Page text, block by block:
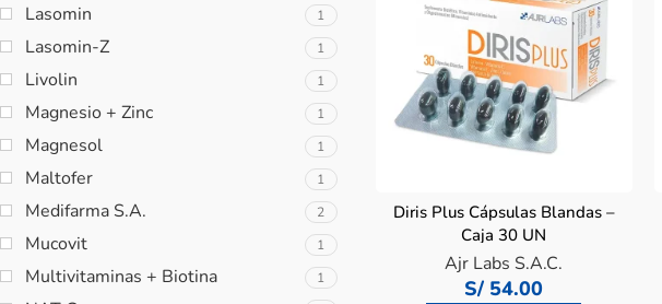
Lasomin 1
Lasomin-Z 1
Livolin 1
Magnesio + Zinc 1
Magnesol 1
Maltofer 1
Medifarma S.A. 2
Mucovit 1
Multivitaminas + Biotina 1
Diris Plus Cápsulas Blandas –
Caja 30 UN
Ajr Labs S.A.C.
S/ 54.00